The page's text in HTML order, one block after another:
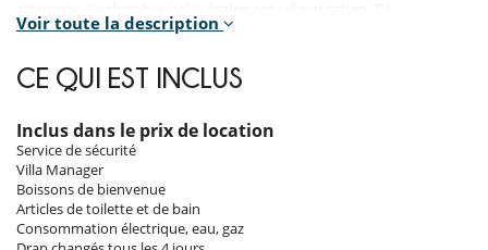
Chambre, De plain-pied. La chambre propose 1 lit double. Salle de bain
attenante. La chambre inclut également : climatisation, TV.
Les intérieurs
L'atmosphère intérieure de l'Appartement Dixon est chaleureuse et
confortable avec des couleurs claires, ce qui le rend élégant et
moderne. La cuisine américaine est entièrement équipée et offre une
vue directe sur la plage, tout comme dans le salon, où vous pourrez
Voir toute la description
CE QUI EST INCLUS
Inclus dans le prix de location
Service de sécurité
Villa Manager
Boissons de bienvenue
Articles de toilette et de bain
Consommation électrique, eau, gaz